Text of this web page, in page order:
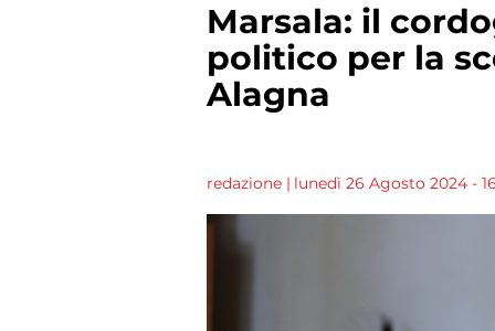
Marsala: il
politico per la
Alagna
redazione | lunedì 26 Agosto 2024 -